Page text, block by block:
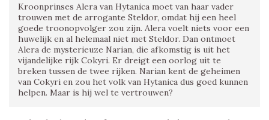
Kroonprinses Alera van Hytanica moet van haar vader
trouwen met de arrogante Steldor, omdat hij een heel
goede troonopvolger zou zijn. Alera voelt niets voor een
huwelijk en al helemaal niet met Steldor. Dan ontmoet
Alera de mysterieuze Narian, die afkomstig is uit het
vijandelijke rijk Cokyri. Er dreigt een oorlog uit te
breken tussen de twee rijken. Narian kent de geheimen
van Cokyri en zou het volk van Hytanica dus goed kunnen
helpen. Maar is hij wel te vertrouwen?